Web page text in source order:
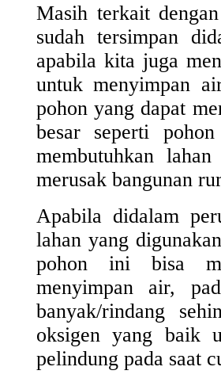
Masih terkait
sudah tersimpan
apabila kita juga
untuk menyimpan
pohon yang dapat
besar seperti
membutuhkan
merusak bangunan
Apabila didalam
lahan yang
pohon ini bisa
menyimpan air,
banyak/rindang
oksigen yang baik
pelindung pada saat